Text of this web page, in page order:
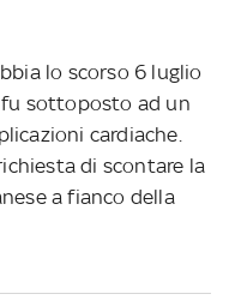
lo scorso 6 luglio
fu sottoposto ad un
cardiache.
di scontare la
a fianco della